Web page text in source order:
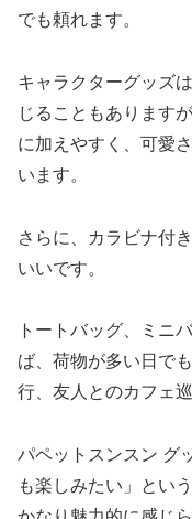
でも頼れます。
キャラクターグッズ
じることもあります
に加えやすく、可愛
います。
さらに、カラビナ付
いいです。
トートバッグ、ミニ
ば、荷物が多い日で
行、友人とのカフェ
パペットスンスン グ
も楽しみたい」という